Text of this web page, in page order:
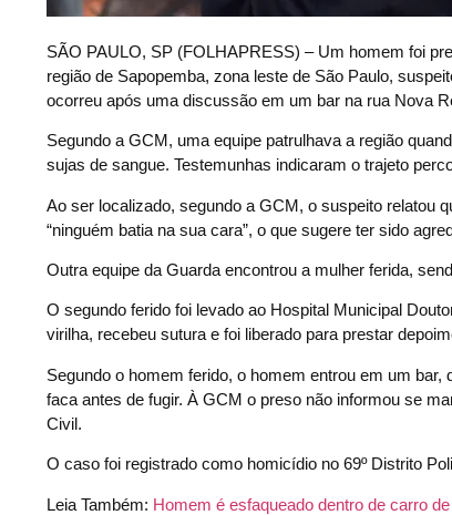
SÃO PAULO, SP (FOLHAPRESS) – Um homem foi
região de Sapopemba, zona leste de São Paulo,
ocorreu após uma discussão em um bar na rua Nova
Segundo a GCM, uma equipe patrulhava a região
sujas de sangue. Testemunhas indicaram o trajeto
Ao ser localizado, segundo a GCM, o suspeito relatou
“ninguém batia na sua cara”, o que sugere ter sido
Outra equipe da Guarda encontrou a mulher ferida,
O segundo ferido foi levado ao Hospital Municipal
virilha, recebeu sutura e foi liberado para prestar
Segundo o homem ferido, o homem entrou em um
faca antes de fugir. À GCM o preso não informou se
Civil.
O caso foi registrado como homicídio no 69º Distrito
Leia Também: Homem é esfaqueado dentro de carro